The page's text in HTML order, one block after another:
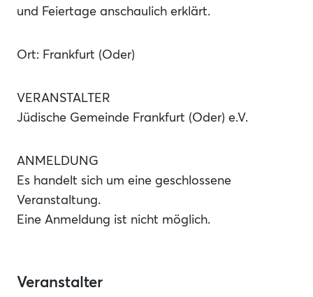
und Feiertage anschaulich erklärt.
Ort: Frankfurt (Oder)
VERANSTALTER
Jüdische Gemeinde Frankfurt (Oder) e.V.
ANMELDUNG
Es handelt sich um eine geschlossene
Veranstaltung.
Eine Anmeldung ist nicht möglich.
Veranstalter